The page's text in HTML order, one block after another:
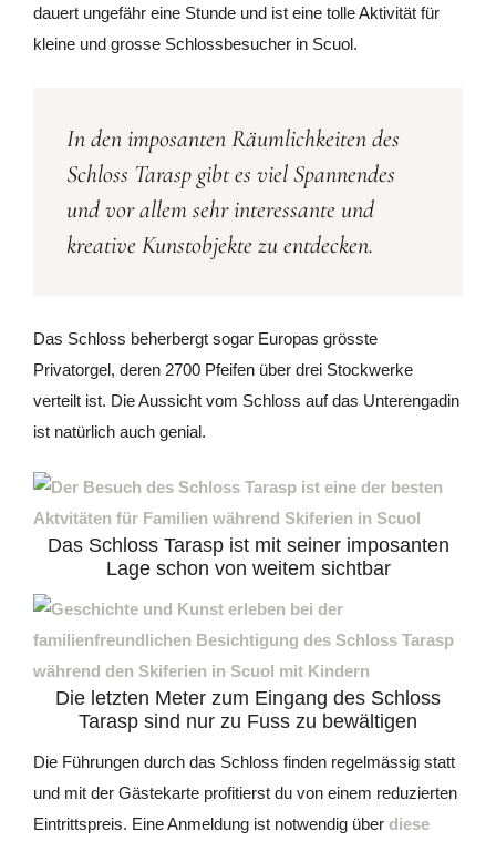
dauert ungefähr eine Stunde und ist eine tolle Aktivität für
kleine und grosse Schlossbesucher in Scuol.
In den imposanten Räumlichkeiten des
Schloss Tarasp gibt es viel Spannendes
und vor allem sehr interessante und
kreative Kunstobjekte zu entdecken.
Das Schloss beherbergt sogar Europas grösste
Privatorgel, deren 2700 Pfeifen über drei Stockwerke
verteilt ist. Die Aussicht vom Schloss auf das Unterengadin
ist natürlich auch genial.
Das Schloss Tarasp ist mit seiner imposanten
Lage schon von weitem sichtbar
Die letzten Meter zum Eingang des Schloss
Tarasp sind nur zu Fuss zu bewältigen
Die Führungen durch das Schloss finden regelmässig statt
und mit der Gästekarte profitierst du von einem reduzierten
Eintrittspreis. Eine Anmeldung ist notwendig über diese